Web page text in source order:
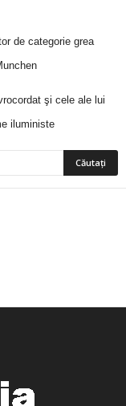
de categorie grea
şi cele ale lui
iluministe